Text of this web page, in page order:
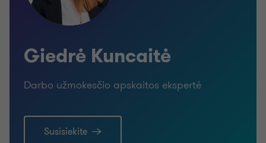
Giedrė Kuncaitė
Darbo užmokesčio apskaitos ekspertė
Susisiekite